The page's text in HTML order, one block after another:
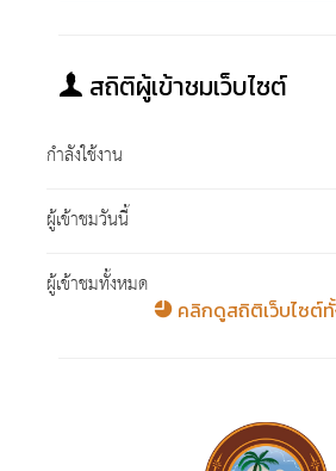
สถิติผู้เข้าชมเว็บไซต์
กำลังใช้งาน
ผู้เข้าชมวันนี้
ผู้เข้าชมทั้งหมด
คลิกดูสถิติเว็บไซต์